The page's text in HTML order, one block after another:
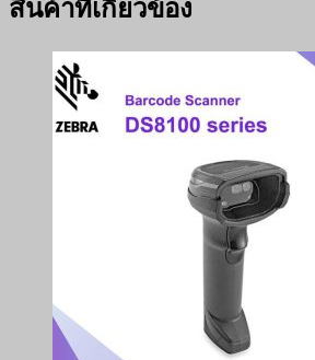
สินค้าที่เกี่ยวข้อง